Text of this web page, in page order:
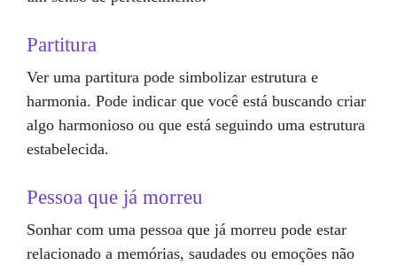
Partitura
Ver uma partitura pode simbolizar estrutura e
harmonia. Pode indicar que você está buscando criar
algo harmonioso ou que está seguindo uma estrutura
estabelecida.
Pessoa que já morreu
Sonhar com uma pessoa que já morreu pode estar
relacionado a memórias, saudades ou emoções não